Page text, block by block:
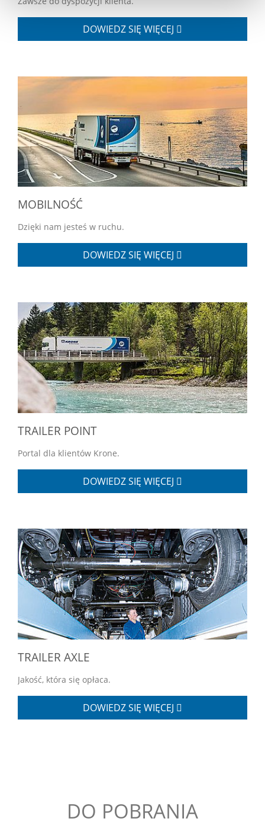
DOWIEDZ SIĘ WIĘCEJ
MOBILNOŚĆ
Dzięki nam jesteś w ruchu.
DOWIEDZ SIĘ WIĘCEJ
TRAILER POINT
Portal dla klientów Krone.
DOWIEDZ SIĘ WIĘCEJ
TRAILER AXLE
Jakość, która się opłaca.
DOWIEDZ SIĘ WIĘCEJ
DO POBRANIA